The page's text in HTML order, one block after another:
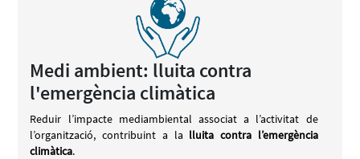
Medi ambient: lluita contra
l'emergència climàtica
Reduir l’impacte mediambiental associat a l’activitat de
l’organització, contribuint a la lluita contra l’emergència
climàtica.